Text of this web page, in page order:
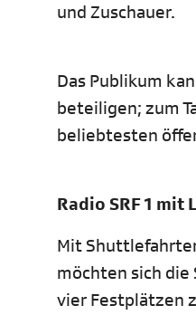
und Zuschauer.
Das Publikum
beteiligen; zum
beliebtesten
Radio SRF 1
Mit
möchten sich
vier Festplätzen